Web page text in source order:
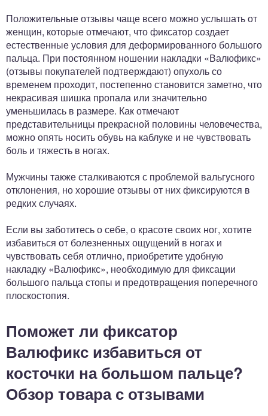
Положительные отзывы чаще всего можно услышать от
женщин, которые отмечают, что фиксатор создает
естественные условия для деформированного большого
пальца. При постоянном ношении накладки «Валюфикс»
(отзывы покупателей подтверждают) опухоль со
временем проходит, постепенно становится заметно, что
некрасивая шишка пропала или значительно
уменьшилась в размере. Как отмечают
представительницы прекрасной половины человечества,
можно опять носить обувь на каблуке и не чувствовать
боль и тяжесть в ногах.
Мужчины также сталкиваются с проблемой вальгусного
отклонения, но хорошие отзывы от них фиксируются в
редких случаях.
Если вы заботитесь о себе, о красоте своих ног, хотите
избавиться от болезненных ощущений в ногах и
чувствовать себя отлично, приобретите удобную
накладку «Валюфикс», необходимую для фиксации
большого пальца стопы и предотвращения поперечного
плоскостопия.
Поможет ли фиксатор
Валюфикс избавиться от
косточки на большом пальце?
Обзор товара с отзывами